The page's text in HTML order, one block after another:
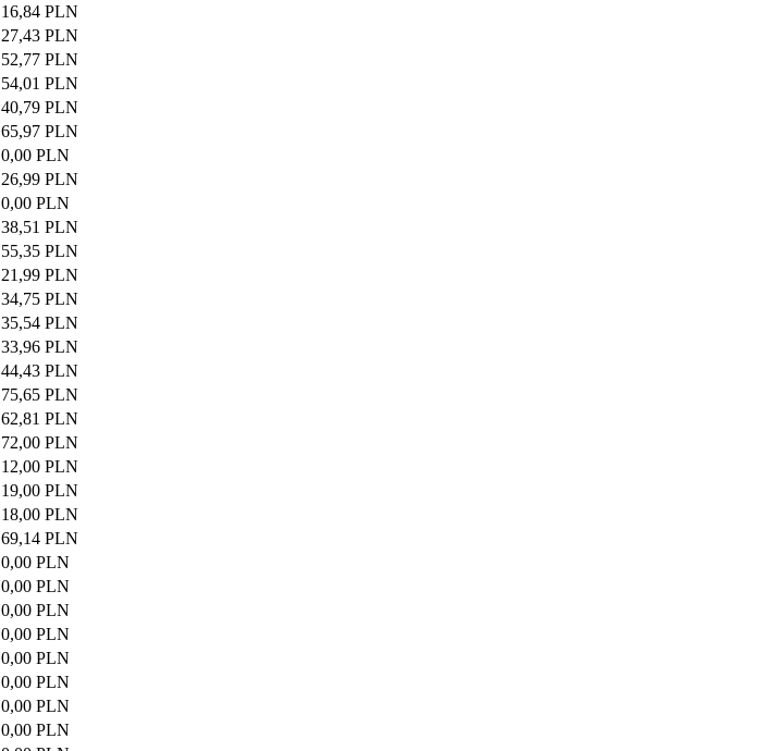
16,84 PLN
27,43 PLN
52,77 PLN
54,01 PLN
40,79 PLN
65,97 PLN
0,00 PLN
26,99 PLN
0,00 PLN
38,51 PLN
55,35 PLN
21,99 PLN
34,75 PLN
35,54 PLN
33,96 PLN
44,43 PLN
75,65 PLN
62,81 PLN
72,00 PLN
12,00 PLN
19,00 PLN
18,00 PLN
69,14 PLN
0,00 PLN
0,00 PLN
0,00 PLN
0,00 PLN
0,00 PLN
0,00 PLN
0,00 PLN
0,00 PLN